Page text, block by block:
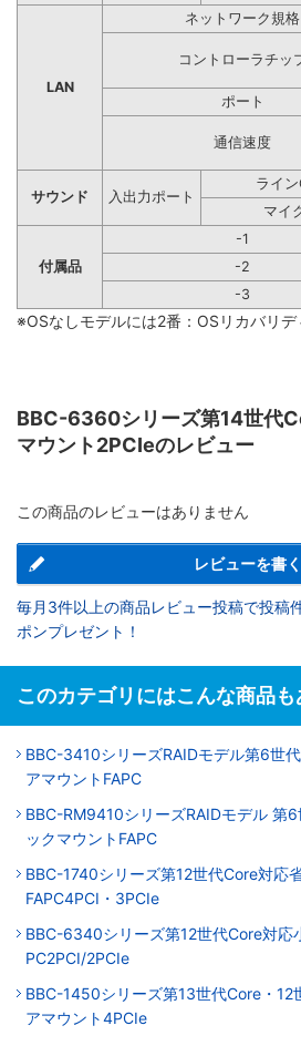
LAN
ネットワーク規格
コントローラチッ
ポート
通信速度
サウンド 入出力ポート
ライ
マイ
付属品
-1
-2
-3
※OSなしモデルには2番：OSリカバリデ
BBC-6360シリーズ第14世代
マウント2PCIeのレビュー
この商品のレビューはありません
レビューを書く
毎月3件以上の商品レビュー投稿で投稿
ポンプレゼント！
このカテゴリにはこんな商品も
BBC-3410シリーズRAIDモデル第6世
アマウントFAPC
BBC-RM9410シリーズRAIDモデル 第
ックマウントFAPC
BBC-1740シリーズ第12世代Core対応
FAPC4PCI・3PCIe
BBC-6340シリーズ第12世代Core対応
PC2PCI/2PCIe
BBC-1450シリーズ第13世代Core・12
アマウント4PCIe